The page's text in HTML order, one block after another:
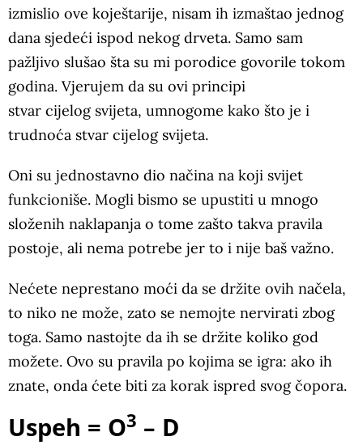
izmislio ove koještarije, nisam ih izmaštao jednog
dana sjedeći ispod nekog drveta. Samo sam
pažljivo slušao šta su mi porodice govorile tokom
godina. Vjerujem da su ovi principi
stvar cijelog svijeta, umnogome kako što je i
trudnoća stvar cijelog svijeta.
Oni su jednostavno dio načina na koji svijet
funkcioniše. Mogli bismo se upustiti u mnogo
složenih naklapanja o tome zašto takva pravila
postoje, ali nema potrebe jer to i nije baš važno.
Nećete neprestano moći da se držite ovih načela,
to niko ne može, zato se nemojte nervirati zbog
toga. Samo nastojte da ih se držite koliko god
možete. Ovo su pravila po kojima se igra: ako ih
znate, onda ćete biti za korak ispred svog čopora.
Uspeh = O3 – D